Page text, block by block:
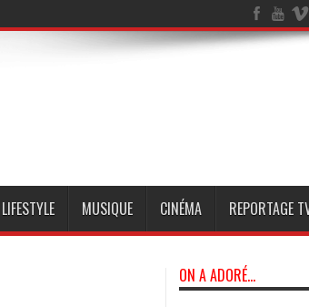
LIFESTYLE MUSIQUE CINÉMA REPORTAGE
ON A ADORÉ…